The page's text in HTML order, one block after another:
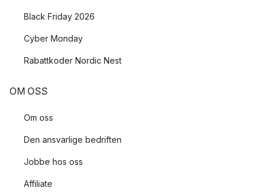
Black Friday 2026
Cyber Monday
Rabattkoder Nordic Nest
OM OSS
Om oss
Den ansvarlige bedriften
Jobbe hos oss
Affiliate